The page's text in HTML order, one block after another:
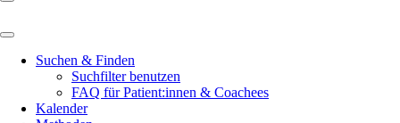
Suchen & Finden
Suchfilter benutzen
FAQ für Patient:innen & Coachees
Kalender